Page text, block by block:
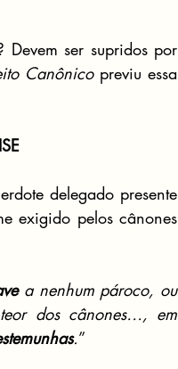
ser supridos por
Canônico previu essa
delegado presente
exigido pelos cânones
a nenhum pároco, ou
dos cânones…, em
.”